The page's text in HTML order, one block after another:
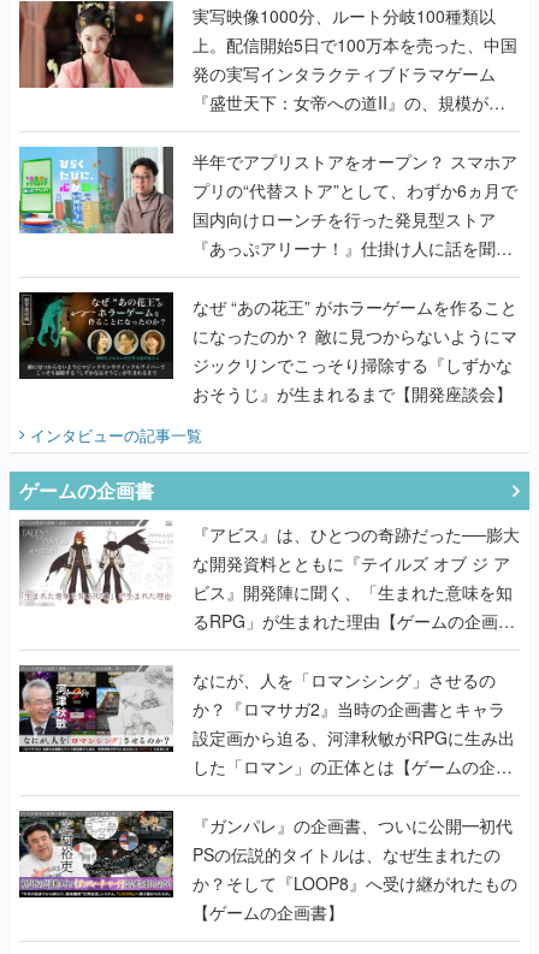
『盛世天下：女帝への道II』の、規模が違
うこだわりをプロデューサーに聞いた
半年でアプリストアをオープン？ スマホア
プリの“代替ストア”として、わずか6ヵ月で
国内向けローンチを行った発見型ストア
『あっぷアリーナ！』仕掛け人に話を聞い
てみた
なぜ “あの花王” がホラーゲームを作ること
になったのか？ 敵に見つからないようにマ
ジックリンでこっそり掃除する『しずかな
おそうじ』が生まれるまで【開発座談会】
インタビューの記事一覧
『アビス』は、ひとつの奇跡だった──膨大
な開発資料とともに『テイルズ オブ ジ ア
るRPG」が生まれた理由【ゲームの企画
書】
なにが、人を「ロマンシング」させるの
か？『ロマサガ2』当時の企画書とキャラ
設定画から迫る、河津秋敏がRPGに生み出
した「ロマン」の正体とは【ゲームの企画
書】
『ガンパレ』の企画書、ついに公開━初代
PSの伝説的タイトルは、なぜ生まれたの
か？そして『LOOP8』へ受け継がれたもの
【ゲームの企画書】
世界が認めるゲームデザイナー・上田文人
とはいったい何が凄いのか？ ヨコオタロ
ウ・外山圭一郎らと共に『ICO』に込めら